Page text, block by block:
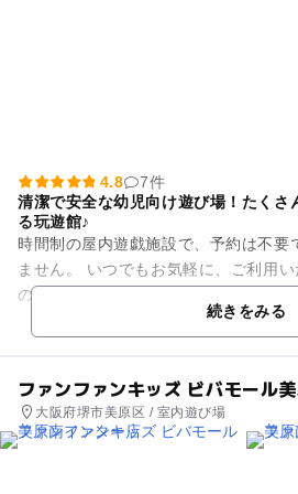
4.8
7件
清潔で安全な幼児向け遊び場！たくさ
る玩遊館♪
時間制の屋内遊戯施設で、予約は不要
ません。 いつでもお気軽に、ご利用
の鉄道玩具、ブロック、可愛いお人形
続きをみる
ファンファンキッズ ビバモール
大阪府堺市美原区 / 室内遊び場